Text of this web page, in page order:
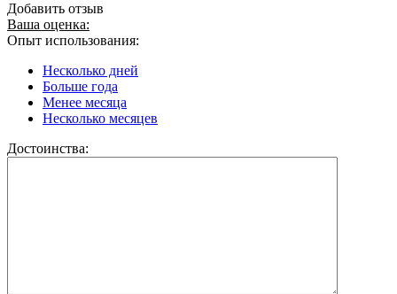
Добавить отзыв
Ваша оценка:
Опыт использования:
Несколько дней
Больше года
Менее месяца
Несколько месяцев
Достоинства: